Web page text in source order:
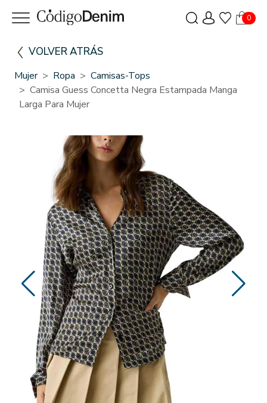
0
VOLVER ATRÁS
Mujer Ropa
Camisas-Tops
Camisa Guess Concetta Negra Estampada Manga
Larga Para Mujer